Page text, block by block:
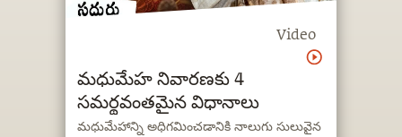
Video
మధుమేహ నివారణకు 4
సమర్థవంతమైన విధానాలు
మధుమేహాన్ని అధిగమించడానికి నాలుగు సులువైన